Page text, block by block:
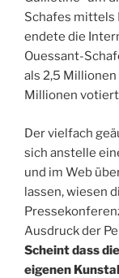
Schafes mittels
endete die
Ouessant-
als 2,5
Millionen
Der vielfach
sich anstelle
und im Web
lassen, wiesen
Ausdruck der
Scheint dass
eigenen